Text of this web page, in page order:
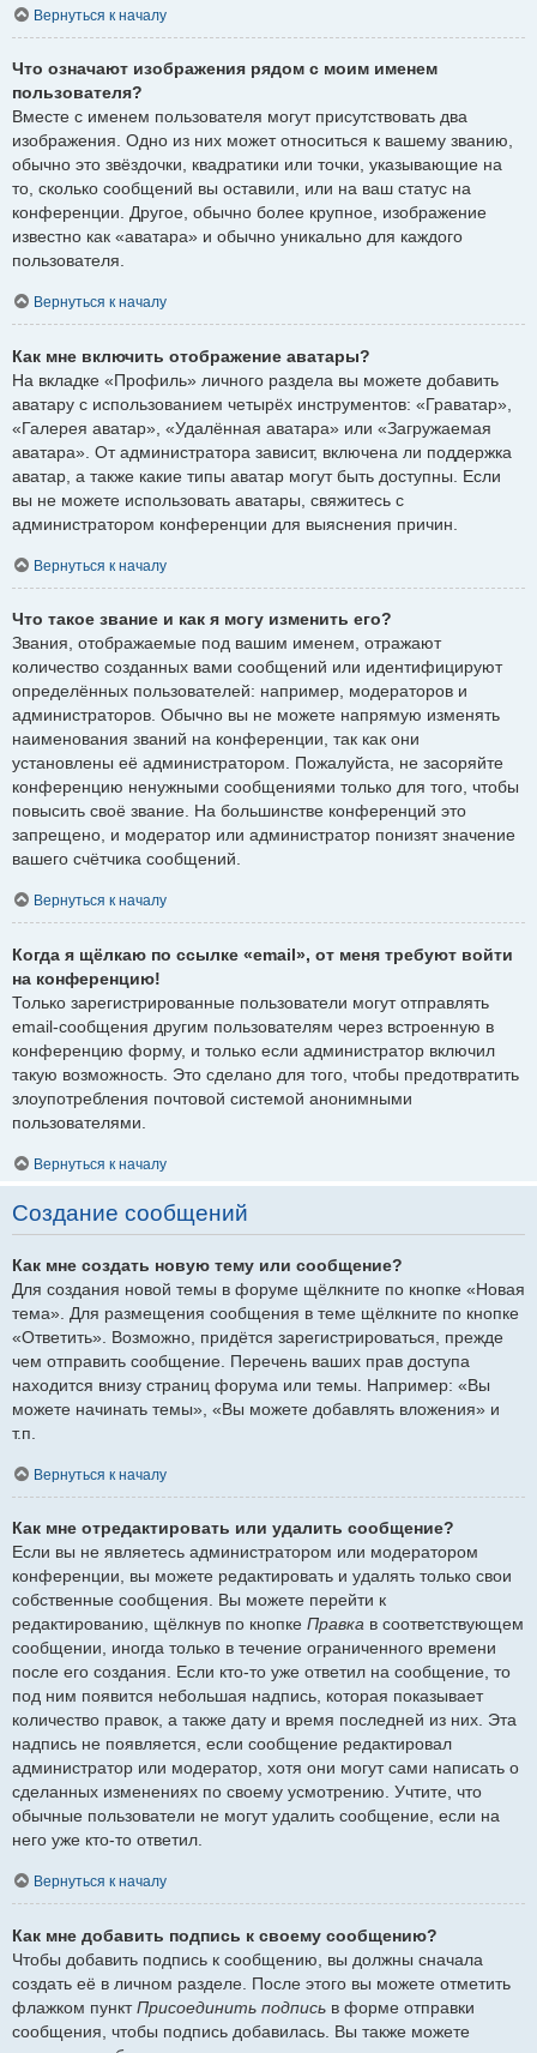
Вернуться к началу
Что означают изображения рядом с моим именем
пользователя?
Вместе с именем пользователя могут присутствовать два
изображения. Одно из них может относиться к вашему званию,
обычно это звёздочки, квадратики или точки, указывающие на
то, сколько сообщений вы оставили, или на ваш статус на
конференции. Другое, обычно более крупное, изображение
известно как «аватара» и обычно уникально для каждого
пользователя.
Вернуться к началу
Как мне включить отображение аватары?
На вкладке «Профиль» личного раздела вы можете добавить
аватару с использованием четырёх инструментов: «Граватар»,
«Галерея аватар», «Удалённая аватара» или «Загружаемая
аватара». От администратора зависит, включена ли поддержка
аватар, а также какие типы аватар могут быть доступны. Если
вы не можете использовать аватары, свяжитесь с
администратором конференции для выяснения причин.
Вернуться к началу
Что такое звание и как я могу изменить его?
Звания, отображаемые под вашим именем, отражают
количество созданных вами сообщений или идентифицируют
определённых пользователей: например, модераторов и
администраторов. Обычно вы не можете напрямую изменять
наименования званий на конференции, так как они
установлены её администратором. Пожалуйста, не засоряйте
конференцию ненужными сообщениями только для того, чтобы
повысить своё звание. На большинстве конференций это
запрещено, и модератор или администратор понизят значение
вашего счётчика сообщений.
Вернуться к началу
Когда я щёлкаю по ссылке «email», от меня требуют войти
на конференцию!
Только зарегистрированные пользователи могут отправлять
email-сообщения другим пользователям через встроенную в
конференцию форму, и только если администратор включил
такую возможность. Это сделано для того, чтобы предотвратить
злоупотребления почтовой системой анонимными
пользователями.
Вернуться к началу
Создание сообщений
Как мне создать новую тему или сообщение?
Для создания новой темы в форуме щёлкните по кнопке «Новая
тема». Для размещения сообщения в теме щёлкните по кнопке
«Ответить». Возможно, придётся зарегистрироваться, прежде
чем отправить сообщение. Перечень ваших прав доступа
находится внизу страниц форума или темы. Например: «Вы
можете начинать темы», «Вы можете добавлять вложения» и
т.п.
Вернуться к началу
Как мне отредактировать или удалить сообщение?
Если вы не являетесь администратором или модератором
конференции, вы можете редактировать и удалять только свои
собственные сообщения. Вы можете перейти к
редактированию, щёлкнув по кнопке Правка в соответствующем
сообщении, иногда только в течение ограниченного времени
после его создания. Если кто-то уже ответил на сообщение, то
под ним появится небольшая надпись, которая показывает
количество правок, а также дату и время последней из них. Эта
надпись не появляется, если сообщение редактировал
администратор или модератор, хотя они могут сами написать о
сделанных изменениях по своему усмотрению. Учтите, что
обычные пользователи не могут удалить сообщение, если на
него уже кто-то ответил.
Вернуться к началу
Как мне добавить подпись к своему сообщению?
Чтобы добавить подпись к сообщению, вы должны сначала
создать её в личном разделе. После этого вы можете отметить
флажком пунктПрисоединить подпись в форме отправки
сообщения, чтобы подпись добавилась. Вы также можете